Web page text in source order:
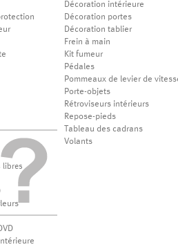
Décoration intérieure
Décoration portes
Décoration tablier
Frein à main
Kit fumeur
Pédales
Pommeaux de levier de
Porte-objets
Rétroviseurs intérieurs
Repose-pieds
Tableau des cadrans
Volants
libres